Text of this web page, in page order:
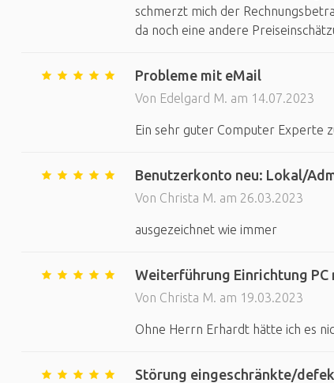
schmerzt mich der
da noch eine andere
Probleme mit eMail
Von Edelgard M. am 14.07.2023
Ein sehr guter Computer Experte
Benutzerkonto neu: Lokal/
Von Christa M. am 26.03.2023
ausgezeichnet wie immer
Weiterführung Einrichtung PC
Von Christa M. am 19.03.2023
Ohne Herrn Erhardt hätte ich es
Störung eingeschränkte/